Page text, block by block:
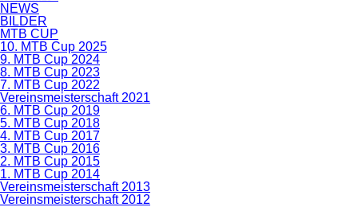
NEWS
BILDER
MTB CUP
10. MTB Cup 2025
9. MTB Cup 2024
8. MTB Cup 2023
7. MTB Cup 2022
Vereinsmeisterschaft 2021
6. MTB Cup 2019
5. MTB Cup 2018
4. MTB Cup 2017
3. MTB Cup 2016
2. MTB Cup 2015
1. MTB Cup 2014
Vereinsmeisterschaft 2013
Vereinsmeisterschaft 2012